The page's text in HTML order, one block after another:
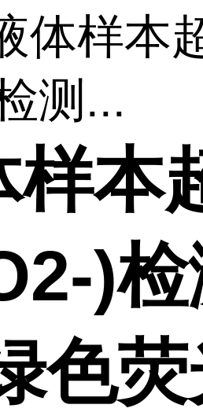
体样本
测...
样本
)
色